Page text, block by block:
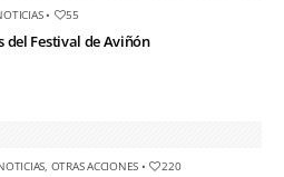
• 55
del Festival de Aviñón
OTRAS ACCIONES • 220